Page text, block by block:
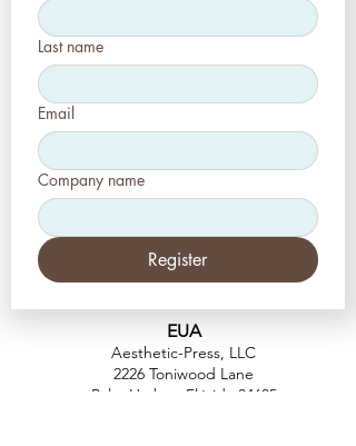
Last name
Email
Company name
Register
EUA
Aesthetic-Press, LLC
2226 Toniwood Lane
Palm Harbor, Flórida 34685